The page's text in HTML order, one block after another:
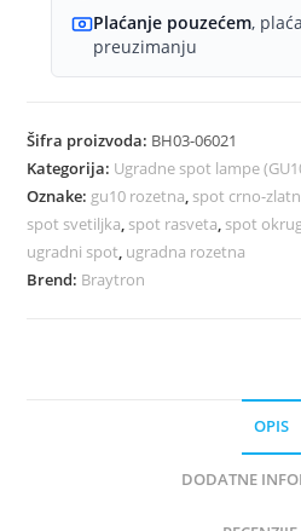
Plaćanje pouzećem,
preuzimanju
Šifra proizvoda: BH03-06021
Kategorija: Ugradne spot lampe
Oznake: gu10 rozetna spot crno-
spot svetiljka spot rasveta spot
ugradni spot ugradna rozetna
Brend: Braytron
OPIS
DODATNE